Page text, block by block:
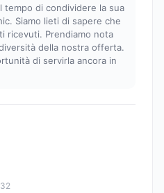
tempo di condividere la sua
Siamo lieti di sapere che
ricevuti. Prendiamo nota
della nostra offerta.
di servirla ancora in